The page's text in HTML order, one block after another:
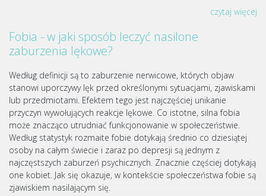
czytaj więcej
Fobia - w jaki sposób leczyć nasilone
zaburzenia lękowe?
Według definicji są to zaburzenie nerwicowe, których objaw
stanowi uporczywy lęk przed określonymi sytuacjami, zjawiskami
lub przedmiotami. Efektem tego jest najczęściej unikanie
przyczyn wywołujących reakcje lękowe. Co istotne, silna fobia
może znacząco utrudniać funkcjonowanie w społeczeństwie.
Według statystyk rozmaite fobie dotykają średnio co dziesiątej
osoby na całym świecie i zaraz po depresji są jednym z
najczęstszych zaburzeń psychicznych. Znacznie częściej dotykają
one kobiet. Jak się okazuje, w kontekście społeczeństwa fobie są
zjawiskiem nasilającym się.